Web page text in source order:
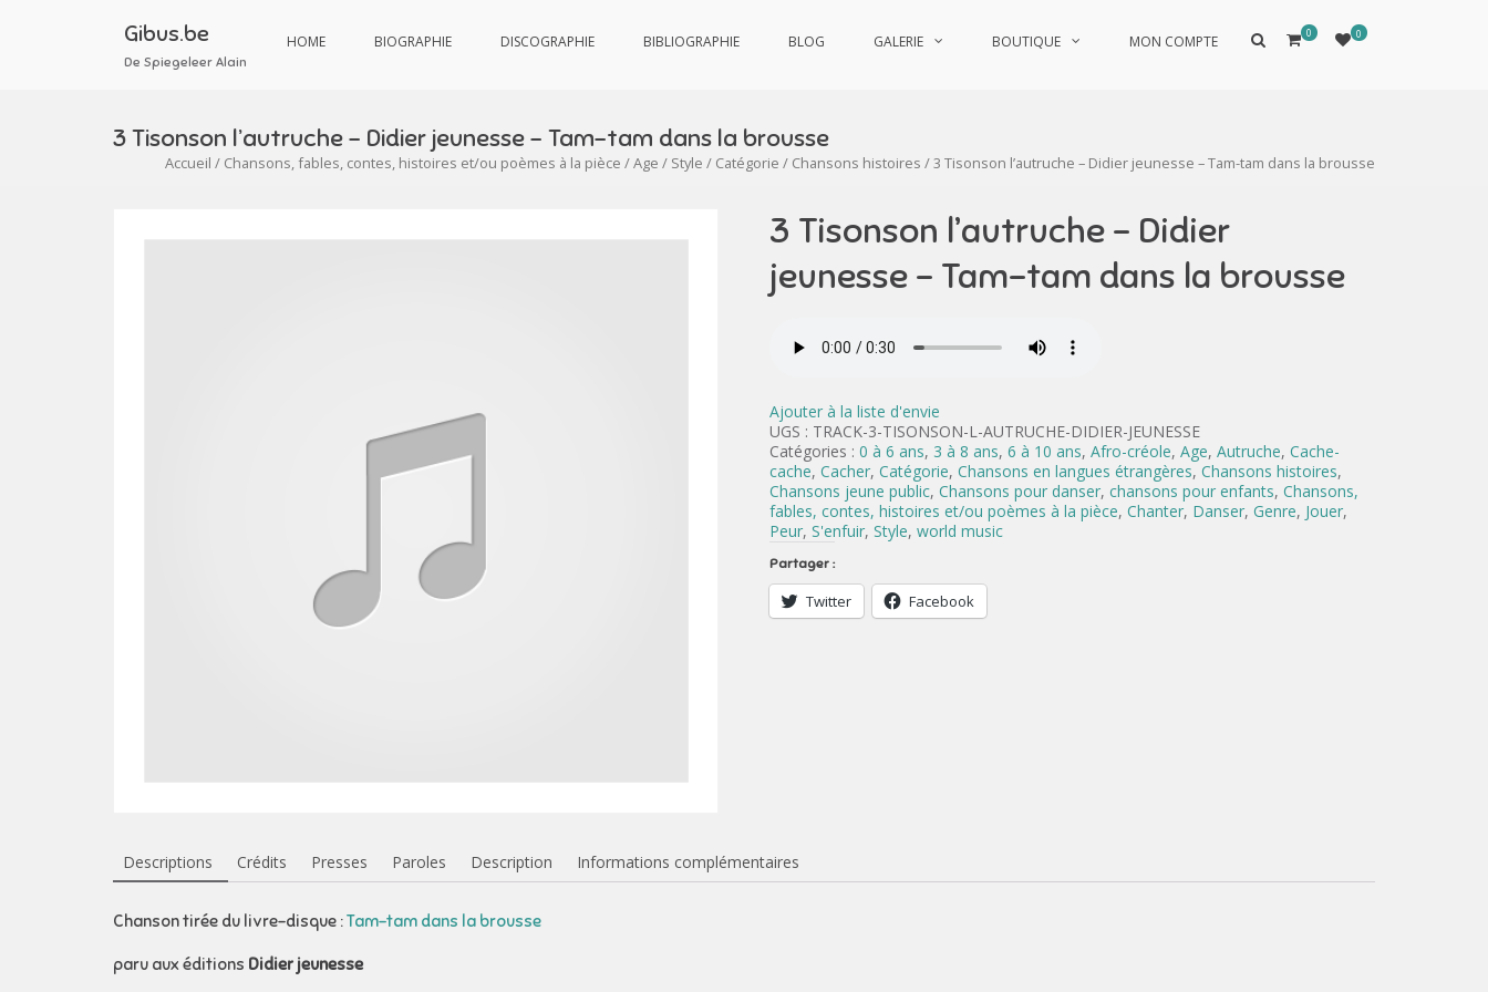
Gibus.be
De Spiegeleer Alain
HOME BIOGRAPHIE DISCOGRAPHIE BIBLIOGRAPHIE BLOG GALERIE BOUTIQUE MON COMPTE
Afficher0 0
3 Tisonson l’autruche – Didier jeunesse – Tam-tam dans la brousse
Accueil / Chansons, fables, contes, histoires et/ou poèmes à la pièce /Age / Style / Catégorie / Chansons histoires / 3 Tisonson l’autruche – Didier jeunesse – Tam-tam dans la brousse
3 Tisonson l’autruche – Didier
jeunesse – Tam-tam dans la brousse
Ajouter à la liste d'envie
UGS : TRACK-3-TISONSON-L-AUTRUCHE-DIDIER-JEUNESSE
Catégories : 0 à 6 ans, 3 à 8 ans, 6 à 10 ans, Afro-créole, Age, Autruche, Cache-
cache, Cacher, Catégorie, Chansons en langues étrangères, Chansons histoires,
Chansons jeune public, Chansons pour danser, chansons pour enfants, Chansons,
fables, contes, histoires et/ou poèmes à la pièce, Chanter, Danser, Genre, Jouer,
Peur, S'enfuir, Style, world music
Partager :
Twitter Facebook
Descriptions Crédits Presses Paroles Description Informations complémentaires
Chanson tirée du livre-disque :Tam-tam dans la brousse
paru aux éditions Didier jeunesse